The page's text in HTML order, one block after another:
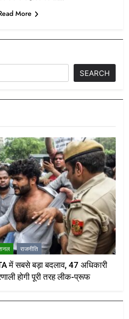
More
SEARCH
राजनीति
में सबसे बड़ा बदलाव, 47 अधिकारी
होगी पूरी तरह लीक-प्रूफ